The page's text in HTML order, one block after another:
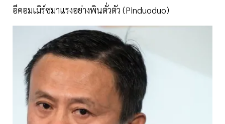
อีคอมเมิร์ซมาแรงอย่างพินตั่วตัว (Pinduoduo)